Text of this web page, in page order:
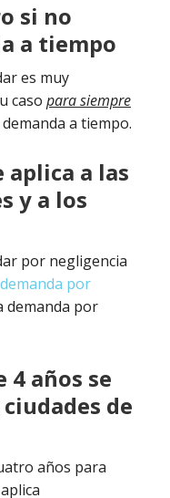
si no
a tiempo
es muy
caso para siempre
a tiempo.
aplica a las
y a los
por negligencia
demanda por
demanda por
4 años se
de
años para